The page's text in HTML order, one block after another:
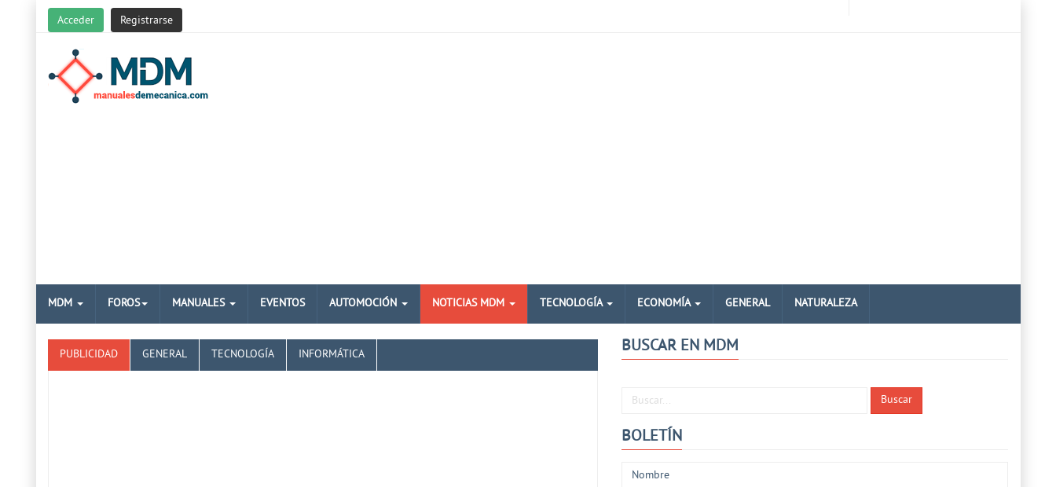
Acceder Registrarse
MDM FOROS MANUALES EVENTOS AUTOMOCIÓN NOTICIAS MDM TECNOLOGÍA ECONOMÍA GENERAL NATURALEZA
PUBLICIDAD GENERAL TECNOLOGÍA INFORMÁTICA BUSCAR EN MDM
Buscar... Buscar
BOLETÍN